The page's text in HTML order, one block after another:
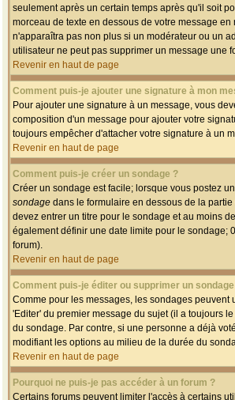
seulement après un certain temps après qu'il soit
morceau de texte en dessous de votre message
n'apparaîtra pas non plus si un modérateur ou un
utilisateur ne peut pas supprimer un message une
Revenir en haut de page
Comment puis-je ajouter une signature à mon
Pour ajouter une signature à un message, vous
composition d'un message pour ajouter votre
toujours empêcher d'attacher votre signature à un
Revenir en haut de page
Comment puis-je créer un sondage ?
Créer un sondage est facile; lorsque vous postez
sondage dans le formulaire en dessous de la partie
devez entrer un titre pour le sondage et au moins
également définir une date limite pour le sondage;
forum).
Revenir en haut de page
Comment puis-je éditer ou supprimer un
Comme pour les messages, les sondages
'Editer' du premier message du sujet (il a toujours
du sondage. Par contre, si une personne a déjà
modifiant les options au milieu de la durée du
Revenir en haut de page
Pourquoi ne puis-je pas accéder à un forum ?
Certains forums peuvent limiter l'accès à certains